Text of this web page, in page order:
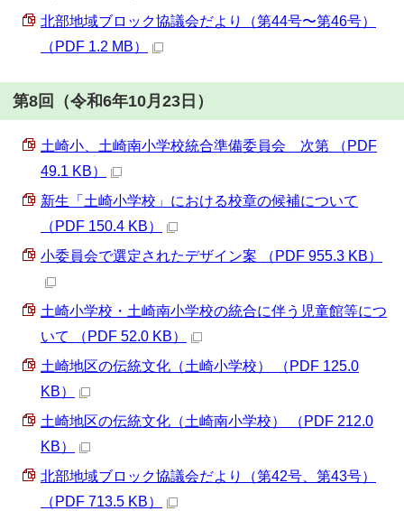
北部地域ブロック協議会だより（第44号〜第46号）
（PDF 1.2 MB）
第8回（令和6年10月23日）
土崎小、土崎南小学校統合準備委員会 次第 （PDF
49.1 KB）
新生「土崎小学校」における校章の候補について
（PDF 150.4 KB）
小委員会で選定されたデザイン案 （PDF 955.3 KB）
土崎小学校・土崎南小学校の統合に伴う児童館等につ
いて （PDF 52.0 KB）
土崎地区の伝統文化（土崎小学校） （PDF 125.0
KB）
土崎地区の伝統文化（土崎南小学校） （PDF 212.0
KB）
北部地域ブロック協議会だより（第42号、第43号）
（PDF 713.5 KB）